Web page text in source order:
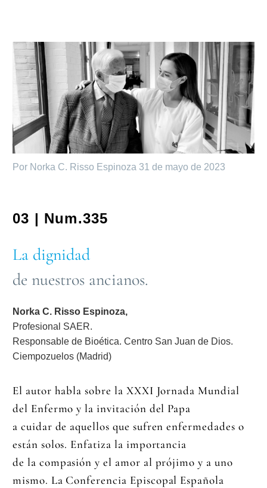
Por Norka C. Risso Espinoza 31 de mayo de 2023
03 | Num.335
La dignidad
de nuestros ancianos.
Norka C. Risso Espinoza,
Profesional SAER.
Responsable de Bioética. Centro San Juan de Dios.
Ciempozuelos (Madrid)
El autor habla sobre la XXXI Jornada Mundial
del Enfermo y la invitación del Papa
a cuidar de aquellos que sufren enfermedades o
están solos. Enfatiza la importancia
de la compasión y el amor al prójimo y a uno
mismo. La Conferencia Episcopal Española